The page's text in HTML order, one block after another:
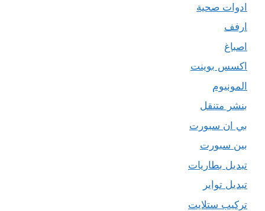
ادوات صحية
ارفف
اصباغ
اكسس بوينت
المونيوم
بنشر متنقل
بي ان سبورت
بين سبورت
تبديل بطاريات
تبديل تواير
تركيب ستلايت